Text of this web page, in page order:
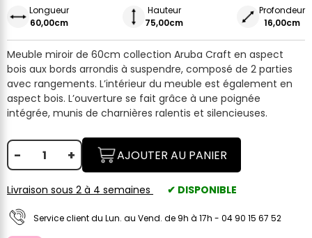
Longueur
60,00cm
Hauteur
75,00cm
Profondeur
16,00cm
Meuble miroir de 60cm collection Aruba Craft en aspect
bois aux bords arrondis à suspendre, composé de 2 parties
avec rangements. L’intérieur du meuble est également en
aspect bois. L’ouverture se fait grâce à une poignée
intégrée, munis de charnières ralentis et silencieuses.
- + AJOUTER AU PANIER
Livraison sous 2 à 4 semaines ✔ DISPONIBLE
Service client du Lun. au Vend. de 9h à 17h - 04 90 15 67 52